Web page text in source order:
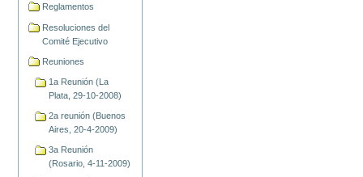
Reglamentos
Resoluciones del
Comité Ejecutivo
Reuniones
1a Reunión (La
Plata, 29-10-2008)
2a reunión (Buenos
Aires, 20-4-2009)
3a Reunión
(Rosario, 4-11-2009)